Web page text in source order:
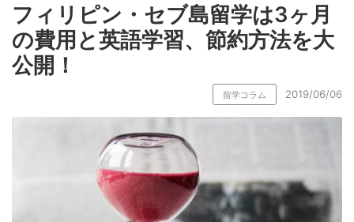
フィリピン・セブ島留学は3ヶ月
の費用と英語学習、節約方法を大
公開！
留学コラム 2019/06/06